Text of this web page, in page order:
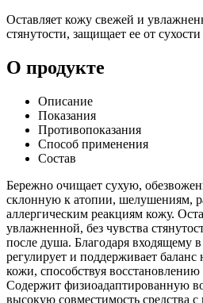
Оставляет кожу свежей и
стянутости, защищает ее от
О продукте
Описание
Показания
Противопоказания
Способ применения
Состав
Бережно очищает сухую,
склонную к атопии, шелушениям,
аллергическим реакциям кожу.
увлажненной, без чувства
после душа. Благодаря входящему
регулирует и поддерживает
кожи, способствуя
Содержит физиоадаптированную
высокую совместимость средства с